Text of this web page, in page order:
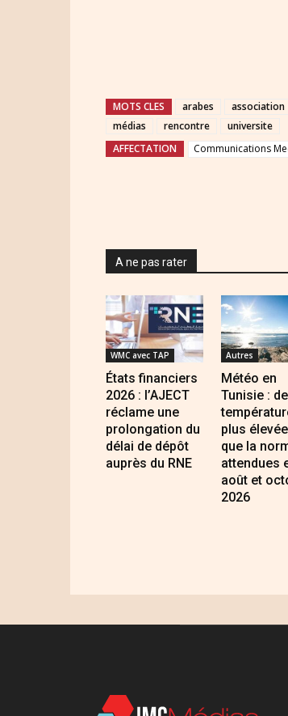
MOTS CLES arabes association
médias
rencontre
universite
AFFECTATION
Communications
A ne pas rater
WMC avec TAP
États financiers
2026 : l’AJECT
réclame une
prolongation du
délai de dépôt
auprès du RNE
Autres
Météo en
Tunisie :
plus
que la
attendues
août et
2026